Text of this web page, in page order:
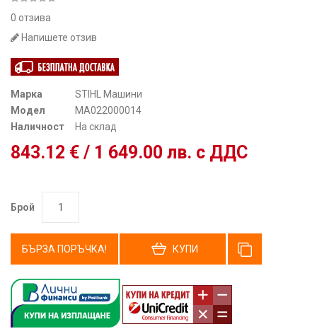
0 отзива
Напишете отзив
Марка
STIHL Машини
Модел
MA022000014
Наличност
На склад
843.12 € / 1 649.00 лв. с ДДС
Брой
БЪРЗА ПОРЪЧКА! КУПИ